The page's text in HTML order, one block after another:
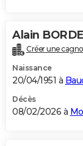
Alain
Créer une
Naissance
20/04/1951 à
Décès
08/02/2026 à